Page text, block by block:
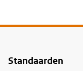
Voet
Standaarden